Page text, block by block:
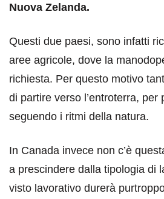
Nuova Zelanda.
Questi due paesi, sono infatti
aree agricole, dove la
richiesta. Per questo motivo
di partire verso l’entroterra, per
seguendo i ritmi della natura.
In Canada invece non c’è
a prescindere dalla tipologia di
visto lavorativo durerà